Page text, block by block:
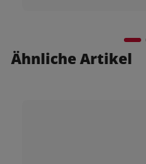
Ähnliche Artikel